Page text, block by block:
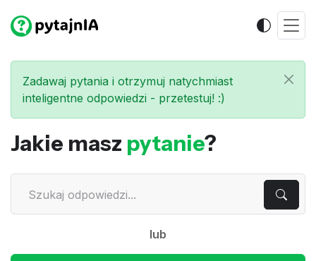
Zadawaj pytania i otrzymuj natychmiast
inteligentne odpowiedzi - przetestuj! :)
Jakie masz pytanie?
lub